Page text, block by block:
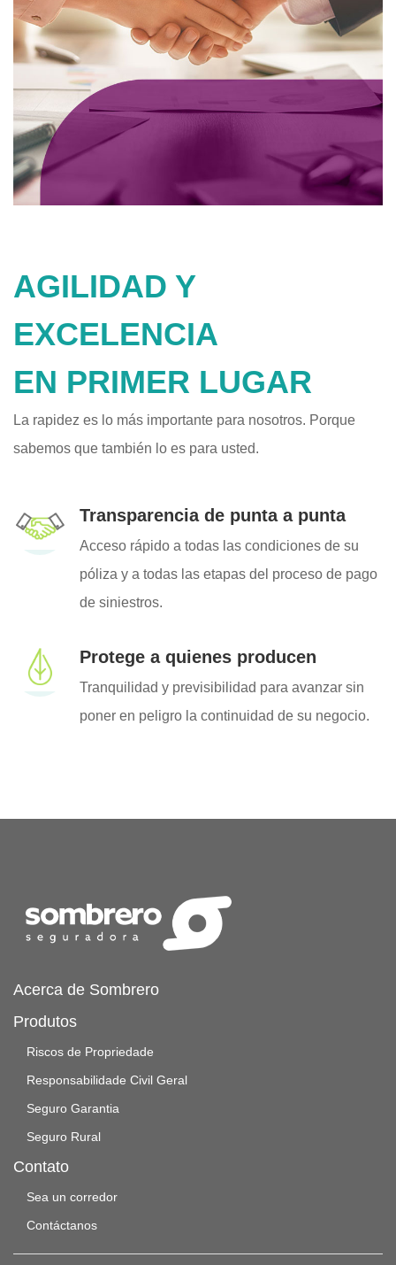
AGILIDAD Y
EXCELENCIA
EN PRIMER LUGAR
La rapidez es lo más importante para nosotros. Porque
sabemos que también lo es para usted.
Transparencia de punta a punta
Acceso rápido a todas las condiciones de su
póliza y a todas las etapas del proceso de pago
de siniestros.
Protege a quienes producen
Tranquilidad y previsibilidad para avanzar sin
poner en peligro la continuidad de su negocio.
Acerca de Sombrero
Produtos
Riscos de Propriedade
Responsabilidade Civil Geral
Seguro Garantia
Seguro Rural
Contato
Sea un corredor
Contáctanos